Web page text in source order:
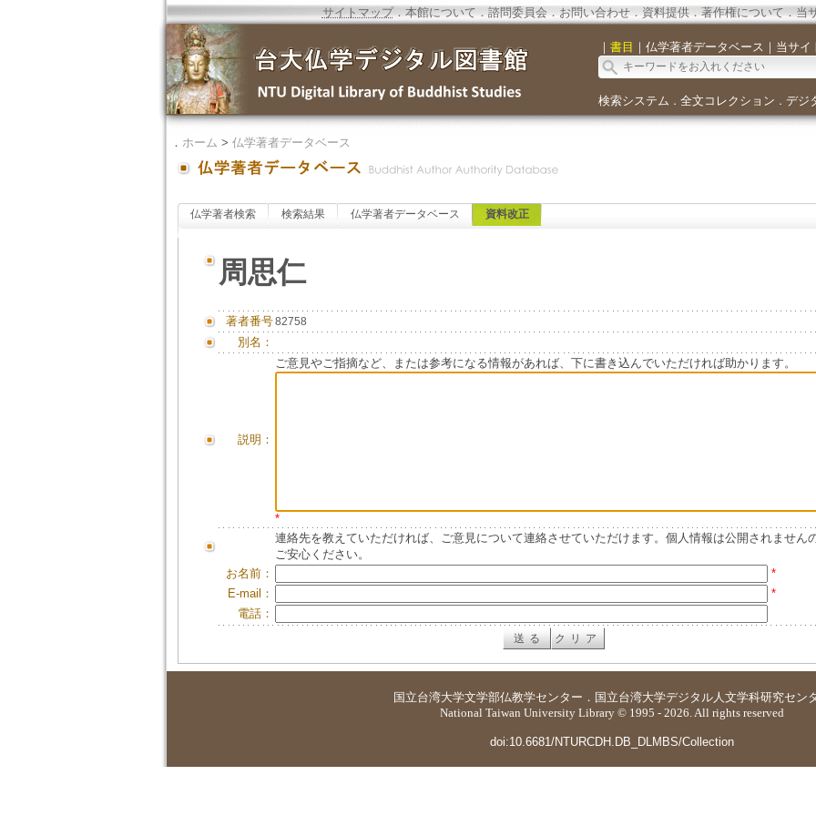
サイトマップ．本館について．諮問委員会． お問い合わせ． 資料提供．著作権について．当
｜ 書目 ｜ 仏学著者データベース ｜ 当サイ
検索システム ． 全文コレクション ． デジ
． ホーム > 仏学著者データベース
仏学著者検索 検索結果 仏学著者データベース 資料改正
周思仁
著者番号82758
別名：
説明：
ご意見やご指摘など、または参考になる情報があれば、下に書き込んでいただければ助かります。
*
連絡先を教えていただければ、ご意見について連絡させていただけます。個人情報は公開されません
ご安心ください。
お名前：
*
E-mail：
*
電話：
国立台湾大学文学部仏教学センター ． 国立台湾大学デジタル人文学科研究セン
National Taiwan University Library © 1995 - 2026. All rights reserved
doi:10.6681/NTURCDH.DB_DLMBS/Collection